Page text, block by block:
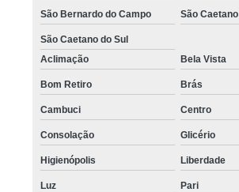
São Bernardo do Campo São Caetano
São Caetano do Sul
Aclimação
Bela Vista
Bom Retiro Brás
Cambuci Centro
Consolação Glicério
Higienópolis Liberdade
Luz Pari